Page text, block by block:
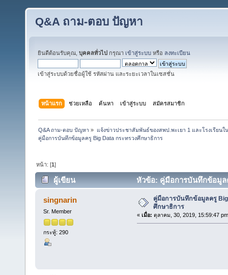
Q&A ถาม-ตอบ ปัญหา
ยินดีต้อนรับคุณ, บุคคลทั่วไป กรุณา เข้าสู่ระบบ หรือ ลงทะเบียน
เข้าสู่ระบบด้วยชื่อผู้ใช้ รหัสผ่าน และระยะเวลาในเซสชั่น
หน้าแรก ช่วยเหลือ ค้นหา เข้าสู่ระบบ สมัครสมาชิก
Q&A ถาม-ตอบ ปัญหา » แจ้งข่าวประชาสัมพันธ์ของสพป.พะเยา 1 และโรงเรียนใ
คู่มือการบันทึกข้อมูลครู Big Data กระทรวงศึกษาธิการ
หน้า: [1]
ผู้เขียน หัวข้อ: คู่มือการบันทึกข้อมูล
singnarin
Sr. Member
กระทู้: 290
คู่มือการบันทึกข้อมูลครู Big
ศึกษาธิการ
« เมื่อ: ตุลาคม, 30, 2019, 15:59:47